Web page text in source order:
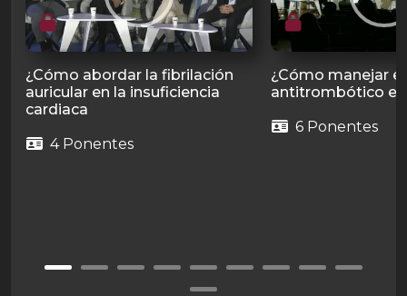
¿Cómo abordar la fibrilación
auricular en la insuficiencia
cardiaca
4 Ponentes
¿Cómo manejar
antitrombótico
6 Ponentes